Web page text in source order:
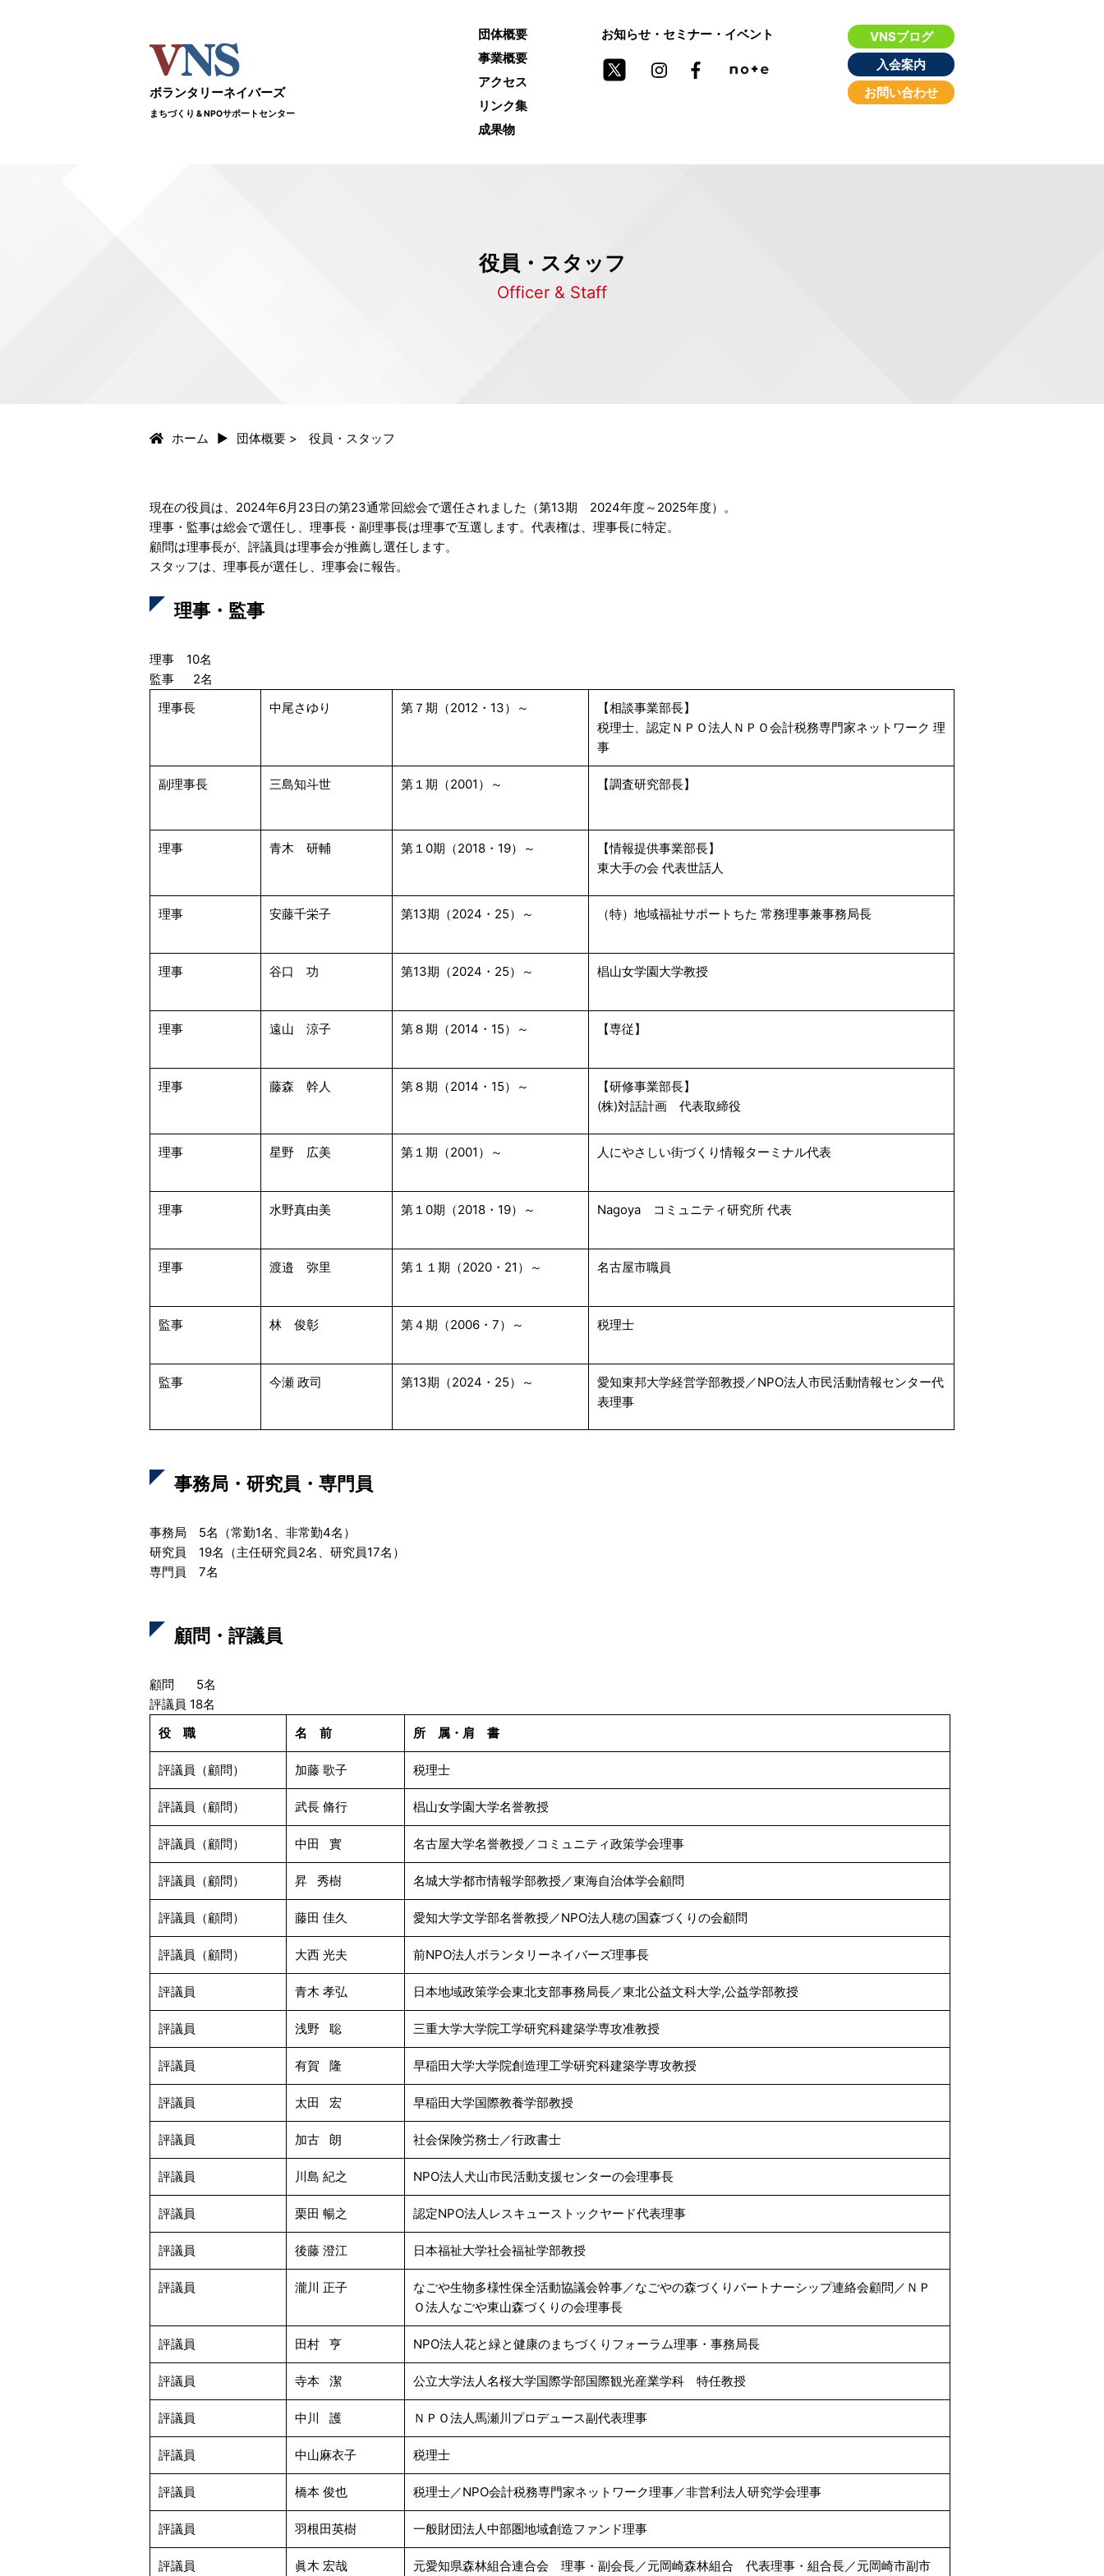
ボランタリーネイバーズ
まちづくり & NPOサポートセンター
団体概要
事業概要
アクセス
リンク集
成果物
お知らせ・セミナー・イベント
VNSブログ
入会案内
お問い合わせ
役員・スタッフ
Officer & Staff
ホーム 団体概要> 役員・スタッフ
現在の役員は、2024年6月23日の第23通常回総会で選任されました（第13期 2024年度～2025年度）。
理事・監事は総会で選任し、理事長・副理事長は理事で互選します。代表権は、理事長に特定。
顧問は理事長が、評議員は理事会が推薦し選任します。
スタッフは、理事長が選任し、理事会に報告。
理事・監事
理事 10名
監事 2名
理事長
中尾さゆり 第７期（2012・13）～
【相談事業部長】
税理士、認定ＮＰＯ法人ＮＰＯ会計税務専門家ネットワーク 理
事
副理事長 三島知斗世 第１期（2001）～ 【調査研究部長】
理事 青木 研輔 第１0期（2018・19）～
【情報提供事業部長】
東大手の会 代表世話人
理事 安藤千栄子 第13期（2024・25）～ （特）地域福祉サポートちた 常務理事兼事務局長
理事 谷口 功 第13期（2024・25）～ 椙山女学園大学教授
理事 遠山 涼子 第８期（2014・15）～ 【専従】
理事 藤森 幹人 第８期（2014・15）～
【研修事業部長】
(株)対話計画 代表取締役
理事 星野 広美 第１期（2001）～ 人にやさしい街づくり情報ターミナル代表
理事 水野真由美 第１0期（2018・19）～ Nagoya コミュニティ研究所 代表
理事 渡邉 弥里 第１１期（2020・21）～ 名古屋市職員
監事 林 俊彰 第４期（2006・7）～ 税理士
監事 今瀬 政司 第13期（2024・25）～
愛知東邦大学経営学部教授／NPO法人市民活動情報センター代
表理事
事務局・研究員・専門員
事務局 5名（常勤1名、非常勤4名）
研究員 19名（主任研究員2名、研究員17名）
専門員 7名
顧問・評議員
顧問 5名
評議員 18名
役 職
名 前 所 属・肩 書
評議員（顧問） 加藤 歌子 税理士
評議員（顧問） 武長 脩行 椙山女学園大学名誉教授
評議員（顧問） 中田 實 名古屋大学名誉教授／コミュニティ政策学会理事
評議員（顧問） 昇 秀樹 名城大学都市情報学部教授／東海自治体学会顧問
評議員（顧問） 藤田 佳久 愛知大学文学部名誉教授／NPO法人穂の国森づくりの会顧問
評議員（顧問） 大西 光夫 前NPO法人ボランタリーネイバーズ理事長
評議員 青木 孝弘 日本地域政策学会東北支部事務局長／東北公益文科大学,公益学部教授
評議員 浅野 聡 三重大学大学院工学研究科建築学専攻准教授
評議員 有賀 隆 早稲田大学大学院創造理工学研究科建築学専攻教授
評議員 太田 宏 早稲田大学国際教養学部教授
評議員 加古 朗 社会保険労務士／行政書士
評議員 川島 紀之 NPO法人犬山市民活動支援センターの会理事長
評議員 栗田 暢之 認定NPO法人レスキューストックヤード代表理事
評議員 後藤 澄江 日本福祉大学社会福祉学部教授
評議員 瀧川 正子
なごや生物多様性保全活動協議会幹事／なごやの森づくりパートナーシップ連絡会顧問／ＮＰ
Ｏ法人なごや東山森づくりの会理事長
評議員 田村 亨 NPO法人花と緑と健康のまちづくりフォーラム理事・事務局長
評議員 寺本 潔 公立大学法人名桜大学国際学部国際観光産業学科 特任教授
評議員 中川 護 ＮＰＯ法人馬瀬川プロデュース副代表理事
評議員 中山麻衣子 税理士
評議員 橋本 俊也 税理士／NPO会計税務専門家ネットワーク理事／非営利法人研究学会理事
評議員 羽根田英樹 一般財団法人中部圏地域創造ファンド理事
評議員 眞木 宏哉 元愛知県森林組合連合会 理事・副会長／元岡崎森林組合 代表理事・組合長／元岡崎市副市